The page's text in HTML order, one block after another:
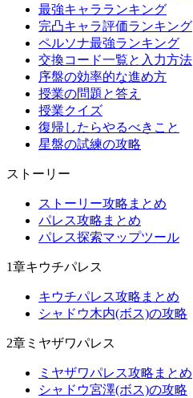
最強キャラランキング
完凸キャラ評価ランキング
ペルソナ最強ランキング
交換コード一覧と入力方法
序盤の効率的な進め方
授業の問題と答え
授業クイズ
復帰したらやるべきこと
星盤の試練の攻略
ストーリー
ストーリー攻略まとめ
パレス攻略まとめ
パレス探索マップツール
1章キウチパレス
キウチパレス攻略まとめ
シャドウ木内(ボス)の攻略
2章ミヤザワパレス
ミヤザワパレス攻略まとめ
シャドウ宮澤(ボス)の攻略